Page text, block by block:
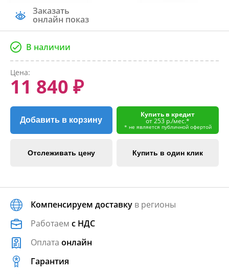
Заказать
онлайн показ
В наличии
Цена:
11 840 ₽
Добавить в корзину
Купить в кредит
от 253 р./мес.*
* не является публичной офертой
Отслеживать цену Купить в один клик
Компенсируем доставку в регионы
Работаем с НДС
Оплата онлайн
Гарантия